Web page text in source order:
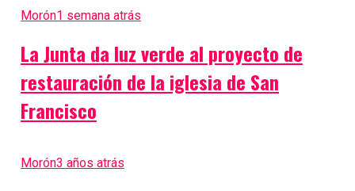
Morón1 semana atrás
La Junta da luz verde al proyecto de
restauración de la iglesia de San
Francisco
Morón3 años atrás